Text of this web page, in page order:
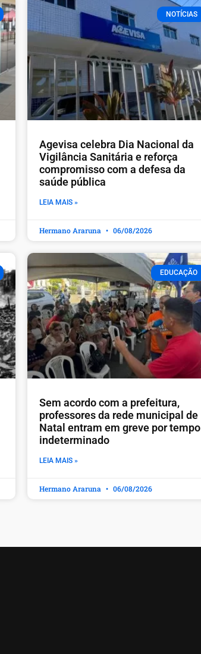
NOTÍCIAS
Agevisa celebra Dia Nacional da
Vigilância Sanitária e reforça
compromisso com a defesa da
saúde pública
LEIA MAIS »
Hermano Araruna 06/08/2026
EDUCAÇÃO
​Sem acordo com a prefeitura,
professores da rede municipal de
Natal entram em greve por tempo
indeterminado
LEIA MAIS »
Hermano Araruna 06/08/2026